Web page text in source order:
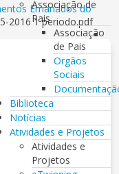
Associação de
Pais
Associação
de Pais
Orgãos
Sociais
Biblioteca
Notícias
Atividades e Projetos
Atividades e
Projetos
Emanados do
2016 1 periodo.pdf